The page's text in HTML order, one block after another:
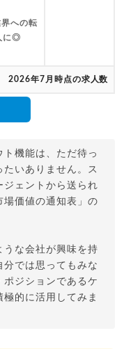
への転
に◎
2026年7月時点の求人数
機能は、ただ待っ
いありません。ス
ジェントから送られ
場価値の通知表」の
うな会社が興味を持
分では思ってもみな
ポジションであるケ
的に活用してみま